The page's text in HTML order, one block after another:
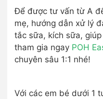
Để được tư vấn từ A
mẹ, hướng dẫn xử lý
tắc sữa, kích sữa,
tham gia ngay POH
chuyên sâu 1:1 nhé!
Với các em bé dưới 1